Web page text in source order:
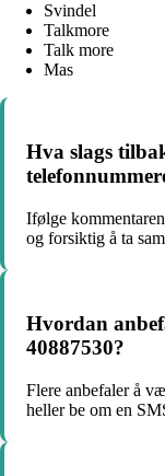
Svindel
Talkmore
Talk more
Mas
Hva slags
Ifølge
og forsiktig å ta
Hvordan
40887530?
Flere anbefaler å
heller be om en